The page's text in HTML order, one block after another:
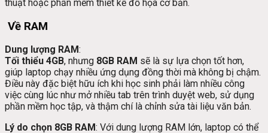
thuật hoặc phần mềm thiết kế đồ họa cơ bản.
Về RAM
Dung lượng RAM:
Tối thiểu 4GB, nhưng 8GB RAM sẽ là sự lựa chọn tốt hơn,
giúp laptop chạy nhiều ứng dụng đồng thời mà không bị chậm.
Điều này đặc biệt hữu ích khi học sinh phải làm nhiều công
việc cùng lúc như mở nhiều tab trên trình duyệt web, sử dụng
phần mềm học tập, và thậm chí là chỉnh sửa tài liệu văn bản.
Lý do chọn 8GB RAM: Với dung lượng RAM lớn, laptop có thể